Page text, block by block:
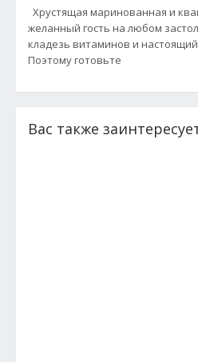
Хрустящая маринованная и
желанный гость на любом
кладезь витаминов и
Поэтому готовьте
Вас также